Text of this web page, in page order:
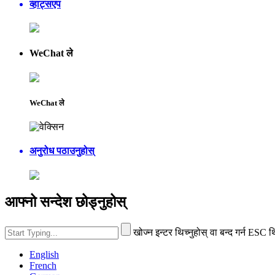
व्हाट्सएप
WeChat ले
WeChat ले
अनुरोध पठाउनुहोस्
आफ्नो सन्देश छोड्नुहोस्
खोज्न इन्टर थिच्नुहोस् वा बन्द गर्न ESC
English
French